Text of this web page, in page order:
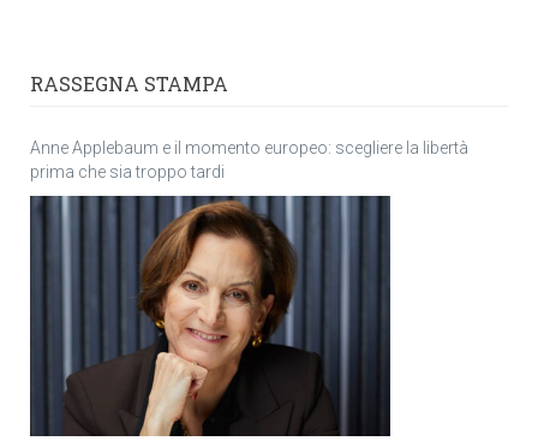
RASSEGNA STAMPA
Anne Applebaum e il momento europeo: scegliere la libertà
prima che sia troppo tardi